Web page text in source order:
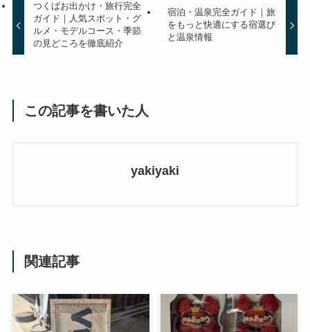
つくばお出かけ・旅行完全
ガイド｜人気スポット・グ
ルメ・モデルコース・季節
の見どころを徹底紹介
宿泊・温泉完全ガイド｜旅
をもっと快適にする宿選び
と温泉情報
この記事を書いた人
yakiyaki
関連記事